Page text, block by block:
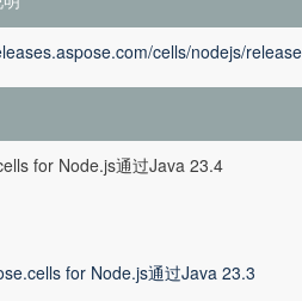
cells/nodejs/
for Node.js通过Java 23.4
for Node.js通过Java 23.3